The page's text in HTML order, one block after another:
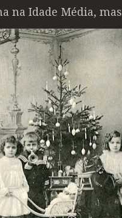
na Idade Média,